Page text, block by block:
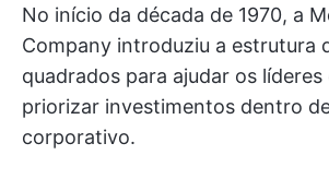
No início da década de 1970, a
Company introduziu a estrutura
quadrados para ajudar os líderes
priorizar investimentos dentro
corporativo.